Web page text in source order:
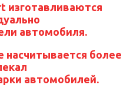
изготавливаются
автомобиля.
насчитывается более
автомобилей.